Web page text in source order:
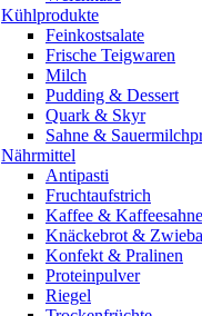
Kühlprodukte
Feinkostsalate
Frische Teigwaren
Milch
Pudding & Dessert
Quark & Skyr
Sahne &
Nährmittel
Antipasti
Fruchtaufstrich
Kaffee & Kaffeesahne
Knäckebrot &
Konfekt & Pralinen
Proteinpulver
Riegel